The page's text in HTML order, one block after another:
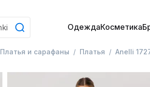
ОдеждаКосметика
Платья и сарафаны Платья Anelli